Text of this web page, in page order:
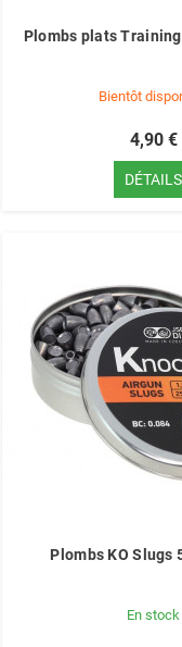
Plombs plats
Bientôt
4,90 €
DÉTAILS
Plombs KO Slugs
En stock